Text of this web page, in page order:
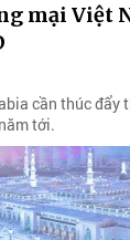
mại Việt
cần thúc đẩy
tới.